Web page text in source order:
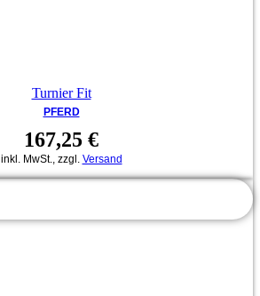
Turnier Fit
PFERD
167,25 €
inkl. MwSt., zzgl. Versand